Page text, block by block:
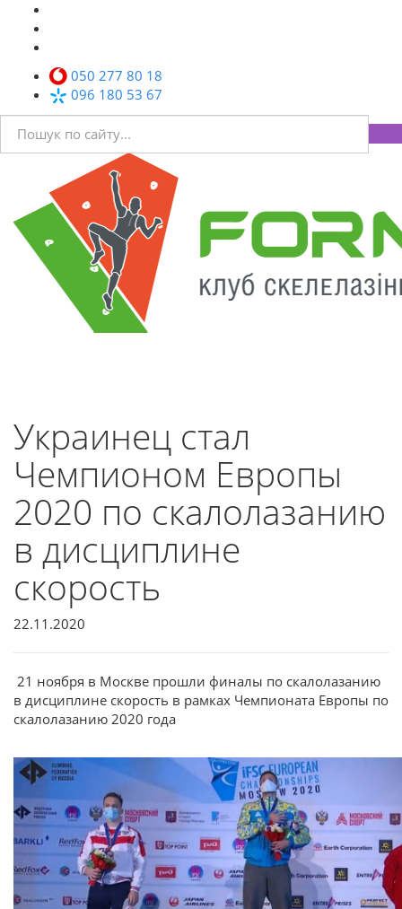
050 277 80 18
096 180 53 67
Украинец стал
Чемпионом Европы
2020 по скалолазанию
в дисциплине
скорость
22.11.2020
21 ноября в Москве прошли финалы по скалолазанию
в дисциплине скорость в рамках Чемпионата Европы по
скалолазанию 2020 года